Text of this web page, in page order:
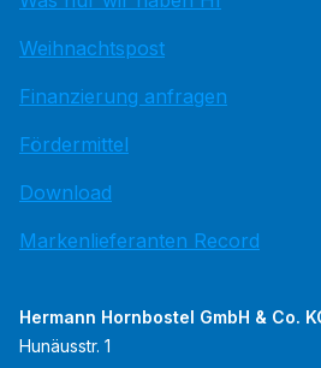
Weihnachtspost
Finanzierung anfragen
Fördermittel
Download
Markenlieferanten Record
Hermann Hornbostel GmbH & Co.
Hunäusstr. 1